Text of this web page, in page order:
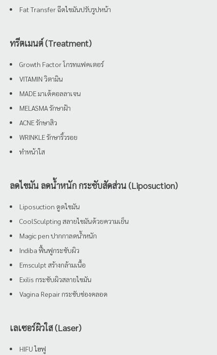
Fat Transfer ฉีดไขมันปรับรูปหน้า
ทรีตเมนต์ (Treatment)
Growth Factor โกรทแฟคเตอร์
VITAMIN วิตามิน
MADE มาเด้คอลลาเจน
MELASMA รักษาฝ้า
ACNE รักษาสิว
WRINKLE รักษาริ้วรอย
ทำหน้าใส
ลดไขมัน ลดน้ำหนัก กระชับสัดส่วน (Liposuction)
Liposuction ดูดไขมัน
CoolSculpting สลายไขมันด้วยความเย็น
Magic pen ปากกาลดน้ำหนัก
Indiba ฟื้นฟูกระชับผิว
Emsculpt สร้างกล้ามเนื้อ
Exilis กระชับผิวสลายไขมัน
Vagina Repair กระชับช่องคลอด
เลเซอร์ผิวใส (Laser)
HIFU ไฮฟู